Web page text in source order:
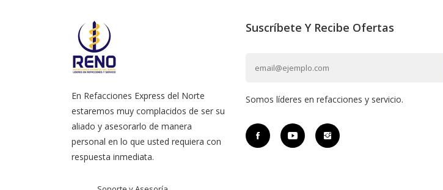
En Refacciones Express del Norte
estaremos muy complacidos de ser su
aliado y asesorarlo de manera
personal en lo que usted requiera con
respuesta inmediata.
Suscríbete Y Recibe Ofertas
Somos líderes en refacciones y servicio.